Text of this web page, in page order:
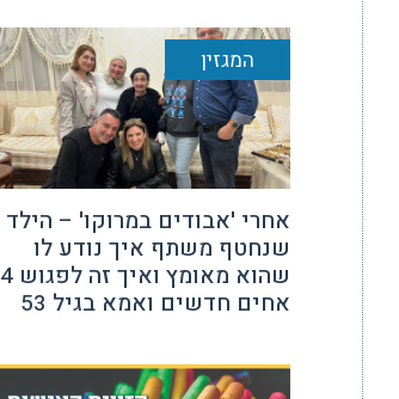
המגזין
אחרי 'אבודים במרוקו' – הילד
שנחטף משתף איך נודע לו
שהוא מאומץ ואיך זה לפגוש 4
אחים חדשים ואמא בגיל 53